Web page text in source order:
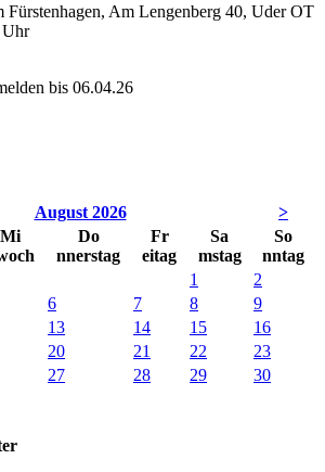
Fürstenhagen, Am Lengenberg 40, Uder OT
Uhr
bis 06.04.26
August 2026
>
Mi
Do
nnerstag
Fr
eitag
Sa
mstag
So
nntag
1
2
6 7 8
9
13 14 15
16
20 21 22
23
27 28 29
30